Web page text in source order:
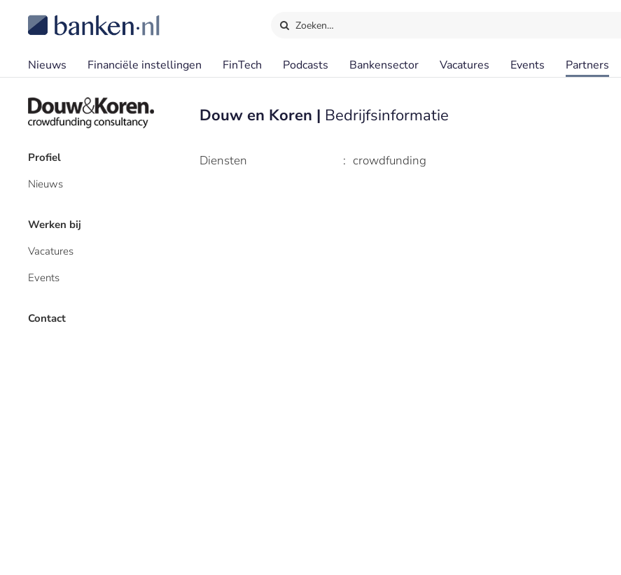
Zoeken…
Nieuws Financiële instellingen FinTech Podcasts Bankensector Vacatures Events Partners
Profiel
Nieuws
Werken bij
Vacatures
Events
Contact
Douw en Koren | Bedrijfsinformatie
Diensten : crowdfunding